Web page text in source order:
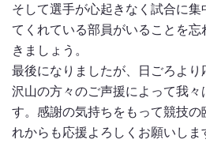
そして選手が心起きなく試合に集
てくれている部員がいることを
きましょう。
最後になりましたが、日ごろよ
沢山の方々のご声援によって我々
す。感謝の気持ちをもって競技の
れからも応援よろしくお願いしま